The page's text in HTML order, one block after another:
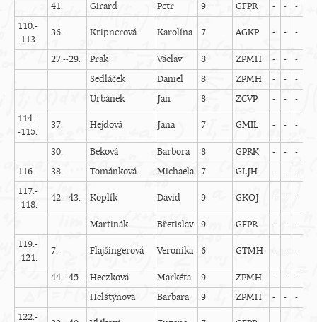
41. Girard Petr 9 GFPR - - -
110.-
-113.
36. Kripnerová Karolína 7 AGKP - - -
27.--29. Prak Václav 8 ZPMH - - -
Sedláček
Daniel 8 ZPMH - - -
Urbánek
Jan 8 ZCVP - - -
114.-
-115.
37. Hejdová Jana 7 GMIL - - -
30. Beková Barbora 8 GPRK - - -
116.
38. Tománková Michaela 7 GLJH - - -
117.-
-118.
42.--43. Koplík David 9 GKOJ - - -
Martinák Břetislav 9 GFPR - - -
119.-
-121.
7. Flajšingerová Veronika 6 GTMH - - -
44.--45. Heczková Markéta 9 ZPMH - - -
Helštýnová
Barbara 9 ZPMH - - -
122.-